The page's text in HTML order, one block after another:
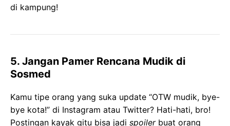
di kampung!
5. Jangan Pamer Rencana Mudik di
Sosmed
Kamu tipe orang yang suka update “OTW mudik, bye-
bye kota!” di Instagram atau Twitter? Hati-hati, bro!
Postingan kayak gitu bisa jadi spoilerbuat orang